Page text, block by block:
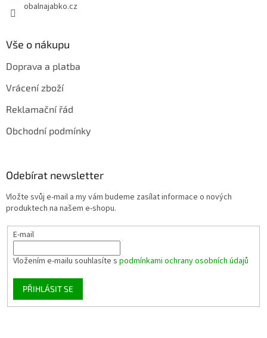
obalnajabko.cz
Vše o nákupu
Doprava a platba
Vrácení zboží
Reklamační řád
Obchodní podmínky
Odebírat newsletter
Vložte svůj e-mail a my vám budeme zasílat informace o nových
produktech na našem e-shopu.
E-mail
Vložením e-mailu souhlasíte s podmínkami ochrany osobních údajů
PŘIHLÁSIT SE